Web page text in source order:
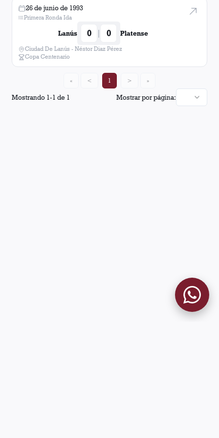
26 de junio de 1993
Primera Ronda Ida
Lanús 0 | 0 Platense
Ciudad De Lanús - Néstor Diaz Pérez
Copa Centenario
Mostrando 1-1 de 1 Mostrar por página:
« < 1 > »